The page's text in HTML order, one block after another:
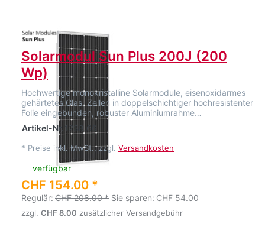
Solarmodul Sun Plus 200J (200
Wp)
Hochwertige monokristalline Solarmodule, eisenoxidarmes
gehärtetes Glas, Zellen in doppelschichtiger hochresistenter
Folie eingebunden, robuster Aluminiumrahme…
Artikel-Nr. 1238.66
* Preise inkl. MwSt., zzgl. Versandkosten
verfügbar
CHF 154.00 *
Regulär: CHF 208.00 * Sie sparen: CHF 54.00
zzgl. CHF 8.00 zusätzlicher Versandgebühr